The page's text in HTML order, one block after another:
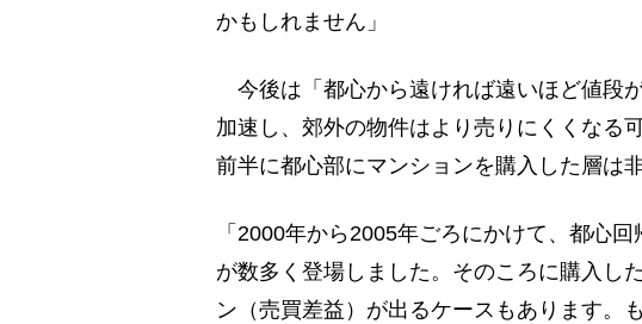
かもしれません」
今後は「都心から遠ければ遠いほど値段
加速し、郊外の物件はより売りにくくなる
前半に都心部にマンションを購入した層は
「2000年から2005年ごろにかけて、都心
が数多く登場しました。そのころに購入し
ン（売買差益）が出るケースもあります。